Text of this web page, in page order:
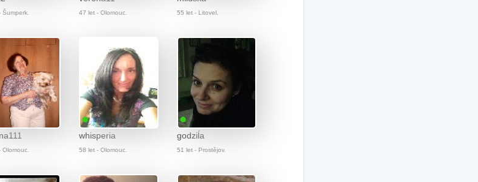
Šumperk. 47 let - Olomouc. 55 let - Litovel.
Olomouc.
whisperia
58 let - Olomouc.
godziĺa
51 let - Prostějov.